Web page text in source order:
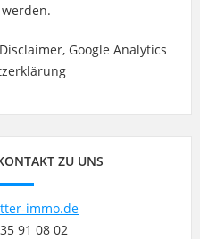
Google Analytics
ZU UNS
immo.de
91 08 02